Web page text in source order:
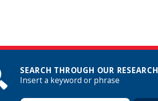
SEARCH THROUGH OUR RESEARCH
Insert a keyword or phrase